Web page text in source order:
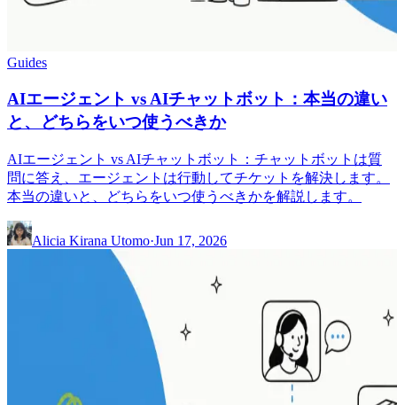
Guides
AIエージェント vs AIチャットボット：本当の違い
と、どちらをいつ使うべきか
AIエージェント vs AIチャットボット：チャットボットは質
問に答え、エージェントは行動してチケットを解決します。
本当の違いと、どちらをいつ使うべきかを解説します。
Alicia Kirana Utomo·Jun 17, 2026